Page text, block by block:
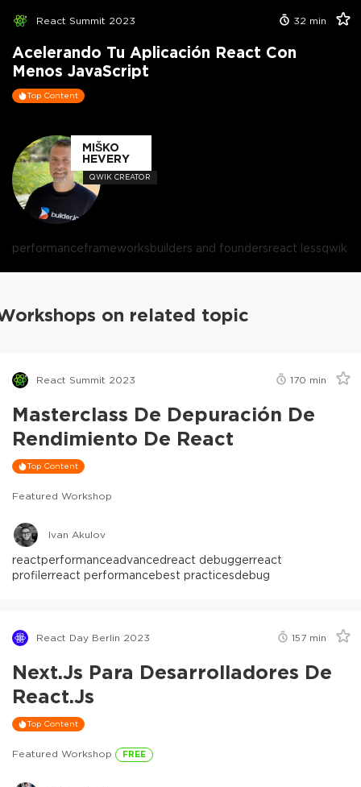
React Summit 2023 32 min
Acelerando Tu Aplicación React Con
Menos JavaScript
Top Content
MIŠKO
HEVERY
QWIK CREATOR
performanceframeworksbuilders and foundersreact lessqwik
on related topic
React Summit 2023 170 min
Masterclass De Depuración De
Rendimiento De React
Top Content
Featured Workshop
Ivan Akulov
reactperformanceadvancedreact debuggerreact
profilerreact performancebest practicesdebug
React Day Berlin 2023 157 min
Next.js Para Desarrolladores De
React.js
Top Content
Featured Workshop FREE